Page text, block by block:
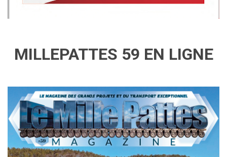
MILLEPATTES 59 EN LIGNE